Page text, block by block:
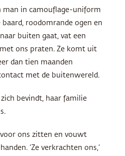
man in camouflage-uniform
roodomrande ogen en
buiten gaat, vat een
ons praten. Ze komt uit
dan tien maanden
met de buitenwereld.
bevindt, haar familie
ons zitten en vouwt
‘Ze verkrachten ons,’